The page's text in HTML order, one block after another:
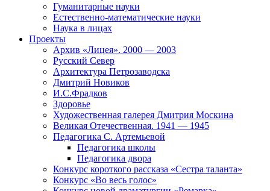
Гуманитарные науки
Естественно-математические науки
Наука в лицах
Проекты
Архив «Лицея». 2000 — 2003
Русский Север
Архитектура Петрозаводска
Дмитрий Новиков
И.С.Фрадков
Здоровье
Художественная галерея Дмитрия Москина
Великая Отечественная. 1941 — 1945
Педагогика С. Артемьевой
Педагогика школы
Педагогика двора
Конкурс короткого рассказа «Сестра таланта»
Конкурс «Во весь голос»